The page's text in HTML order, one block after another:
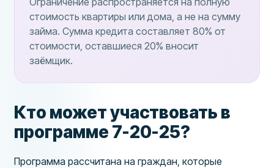
стоимость квартиры или дома, а не на сумму
займа. Сумма кредита составляет 80% от
стоимости, оставшиеся 20% вносит
заёмщик.
Кто может участвовать в
программе 7-20-25?
Программа рассчитана на граждан, которые